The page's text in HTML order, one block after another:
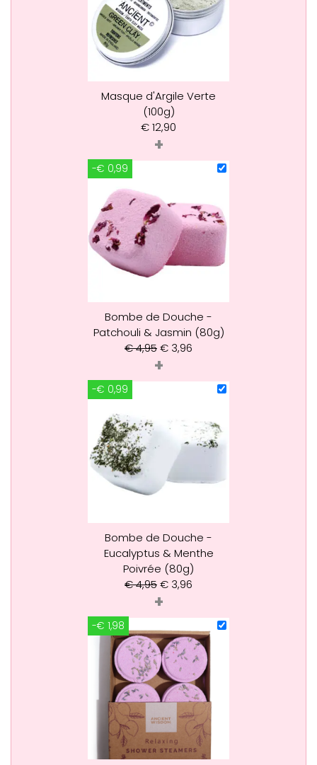
Masque d'Argile Verte
(100g)
€12,90
+
-€ 0,99
Bombe de Douche -
Patchouli & Jasmin (80g)
€4,95€ 3,96
+
-€ 0,99
Bombe de Douche -
Eucalyptus & Menthe
Poivrée (80g)
€4,95€ 3,96
+
-€ 1,98